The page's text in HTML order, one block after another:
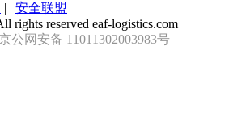
| | 安全联盟
rights reserved eaf-logistics.com
公网安备 11011302003983号